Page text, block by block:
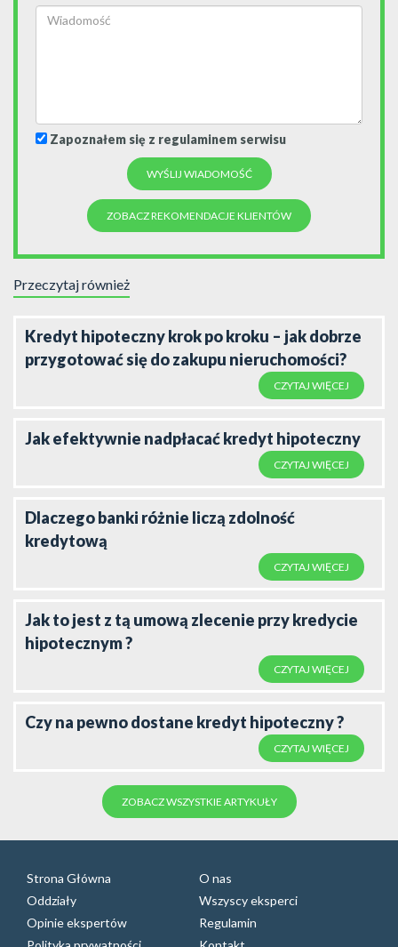
Zapoznałem się z regulaminem serwisu
ZOBACZ REKOMENDACJE KLIENTÓW
Przeczytaj również
Kredyt hipoteczny krok po kroku – jak dobrze
przygotować się do zakupu nieruchomości?
CZYTAJ WIĘCEJ
Jak efektywnie nadpłacać kredyt hipoteczny
CZYTAJ WIĘCEJ
Dlaczego banki różnie liczą zdolność
kredytową
CZYTAJ WIĘCEJ
Jak to jest z tą umową zlecenie przy kredycie
hipotecznym ?
CZYTAJ WIĘCEJ
Czy na pewno dostane kredyt hipoteczny ?
CZYTAJ WIĘCEJ
ZOBACZ WSZYSTKIE ARTYKUŁY
Strona Główna
O nas
Oddziały
Wszyscy eksperci
Opinie ekspertów
Regulamin